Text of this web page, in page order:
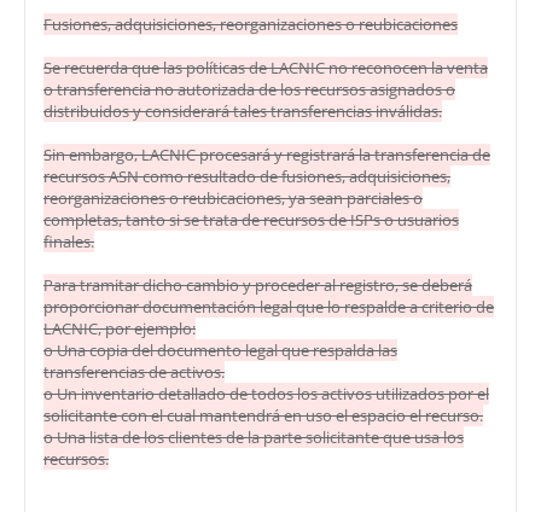
Fusiones, adquisiciones, reorganizaciones o reubicaciones
Se recuerda que las políticas de LACNIC no reconocen la venta
o transferencia no autorizada de los recursos asignados o
distribuidos y considerará tales transferencias inválidas.
Sin embargo, LACNIC procesará y registrará la transferencia de
recursos ASN como resultado de fusiones, adquisiciones,
reorganizaciones o reubicaciones, ya sean parciales o
completas, tanto si se trata de recursos de ISPs o usuarios
finales.
Para tramitar dicho cambio y proceder al registro, se deberá
proporcionar documentación legal que lo respalde a criterio de
LACNIC, por ejemplo:
o Una copia del documento legal que respalda las
transferencias de activos.
o Un inventario detallado de todos los activos utilizados por el
solicitante con el cual mantendrá en uso el espacio el recurso.
o Una lista de los clientes de la parte solicitante que usa los
recursos.